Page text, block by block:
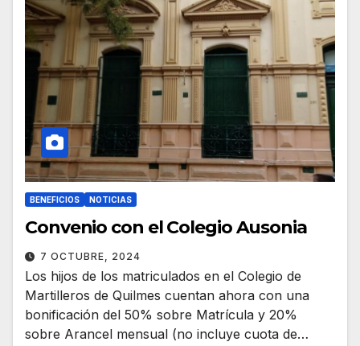
BENEFICIOS NOTICIAS
Convenio con el Colegio Ausonia
7 OCTUBRE, 2024
Los hijos de los matriculados en el Colegio de
Martilleros de Quilmes cuentan ahora con una
bonificación del 50% sobre Matrícula y 20%
sobre Arancel mensual (no incluye cuota de…